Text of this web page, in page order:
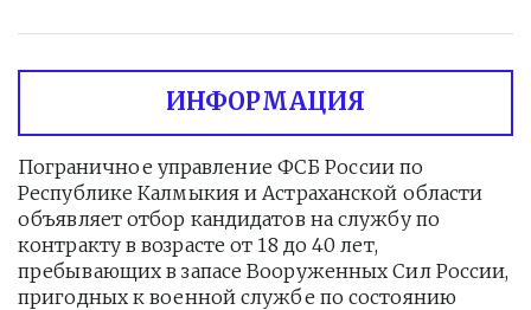
ИНФОРМАЦИЯ
Пограничное управление ФСБ России по
Республике Калмыкия и Астраханской области
объявляет отбор кандидатов на службу по
контракту в возрасте от 18 до 40 лет,
пребывающих в запасе Вооруженных Сил России,
пригодных к военной службе по состоянию